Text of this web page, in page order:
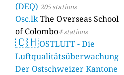
(DEQ) 205 stations
Osc.lkThe Overseas School
of Colombo4 stations
🇨🇭OSTLUFT - Die
Luftqualitätsüberwachung
Der Ostschweizer Kantone